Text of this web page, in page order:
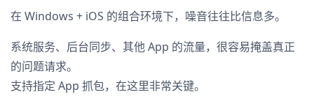
在 Windows + iOS 的组合环境下，噪音往往比信息多。
系统服务、后台同步、其他 App 的流量，很容易掩盖真正
的问题请求。
支持指定 App 抓包，在这里非常关键。